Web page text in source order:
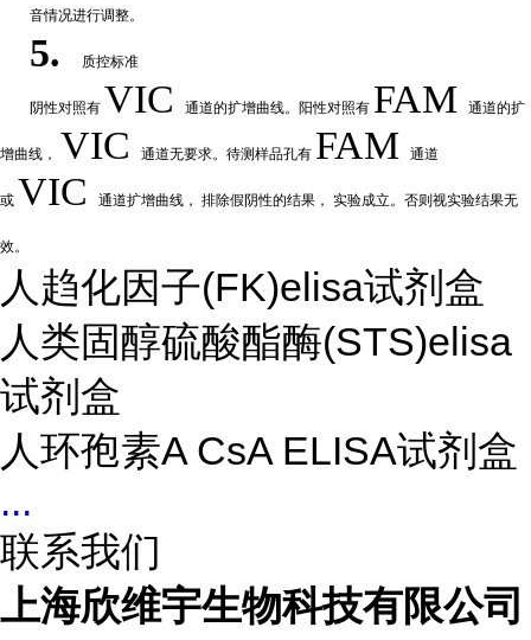
音情况进行调整。
5. 质控标准
阴性对照有 VIC通道的扩增曲线。阳性对照有 FAM通道的扩
增曲线， VIC通道无要求。待测样品孔有 FAM通道
或 VIC 通道扩增曲线， 排除假阴性的结果， 实验成立。否则视实验结果无
效。
人趋化因子(FK)elisa试剂盒
人类固醇硫酸酯酶(STS)elisa
试剂盒
人环孢素A CsA ELISA试剂盒
...
联系我们
上海欣维宇生物科技有限公司